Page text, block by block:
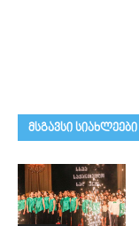
მსგავსი სიახლეები